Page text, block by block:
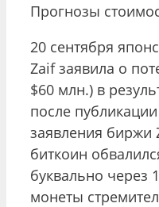
Прогнозы
20 сентября
Zaif заявила о
$60 млн.) в
после
заявления биржи
биткоин
буквально через
монеты